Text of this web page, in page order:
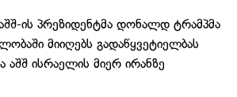
ის პრეზიდენტმა დონალდ ტრამპმა
მიიღებს გადაწყვეტიელბას
აშშ ისრაელის მიერ ირანზე